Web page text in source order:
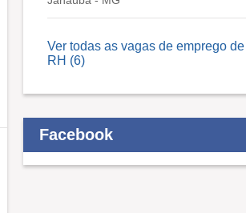
Ver todas as vagas de emprego
RH (6)
Facebook